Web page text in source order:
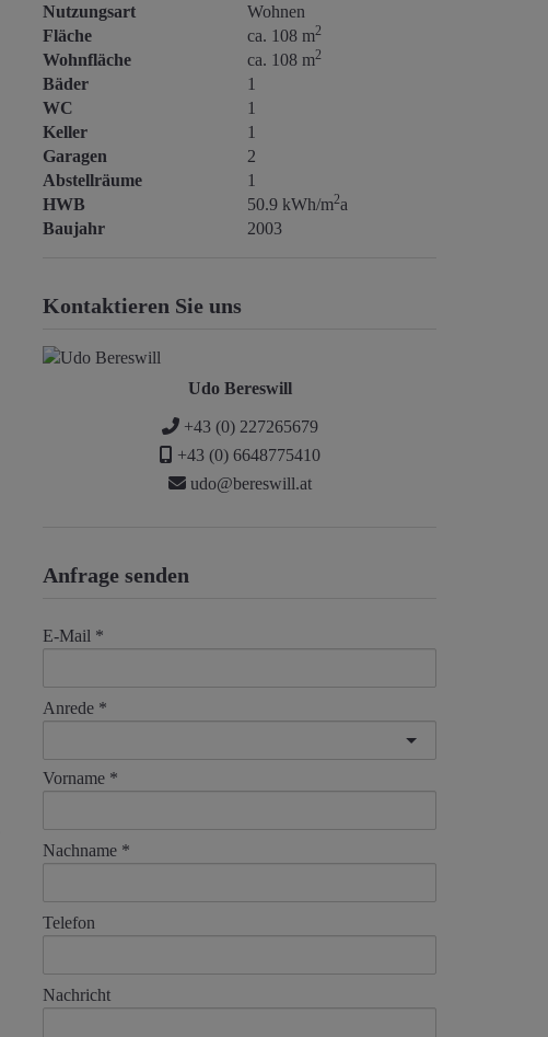
Nutzungsart
Wohnen
Fläche
ca. 108 m2
Wohnfläche ca. 108 m2
Bäder
1
WC
1
Keller
1
Garagen
2
Abstellräume
1
HWB
50.9 kWh/m2a
Baujahr
2003
Kontaktieren Sie uns
Udo Bereswill
+43 (0) 227265679
+43 (0) 6648775410
udo@bereswill.at
Anfrage senden
E-Mail
Anrede
Vorname
Nachname
Telefon
Nachricht